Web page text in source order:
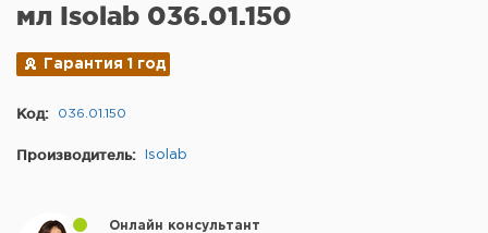
мл Isolab 036.01.150
Гарантия 1 год
Код: 036.01.150
Производитель: Isolab
Онлайн консультант